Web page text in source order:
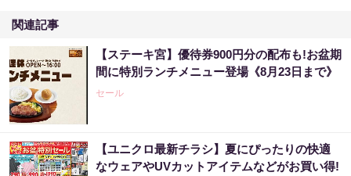
関連記事
【ステーキ宮】優待券900円分の配布も!お盆期
間に特別ランチメニュー登場《8月23日まで》
セール
【ユニクロ最新チラシ】夏にぴったりの快適
なウェアやUVカットアイテムなどがお買い得!